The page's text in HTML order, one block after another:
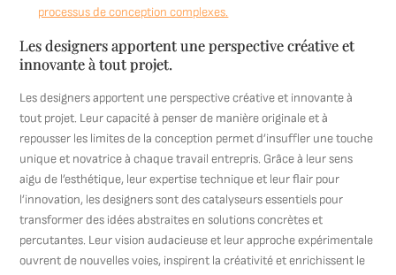
processus de conception complexes.
Les designers apportent une perspective créative et
innovante à tout projet.
Les designers apportent une perspective créative et innovante à
tout projet. Leur capacité à penser de manière originale et à
repousser les limites de la conception permet d’insuffler une touche
unique et novatrice à chaque travail entrepris. Grâce à leur sens
aigu de l’esthétique, leur expertise technique et leur flair pour
l’innovation, les designers sont des catalyseurs essentiels pour
transformer des idées abstraites en solutions concrètes et
percutantes. Leur vision audacieuse et leur approche expérimentale
ouvrent de nouvelles voies, inspirent la créativité et enrichissent le